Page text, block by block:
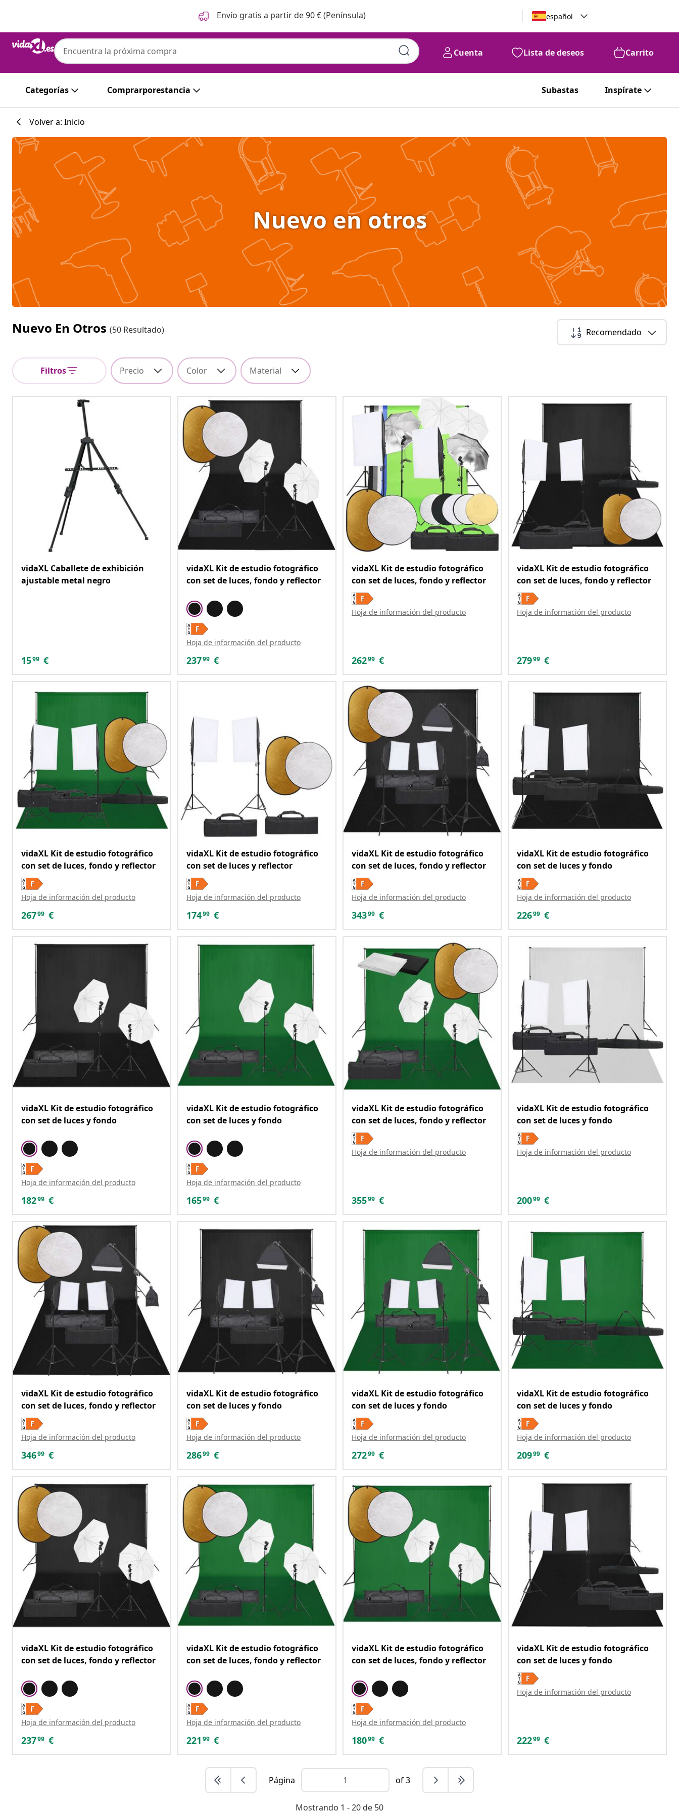
Envío gratis a partir de 90 € (Península) español
Cuenta Lista de deseos Carrito
Categorías Comprarporestancia Subastas Inspírate
Volver a: Inicio
Nuevo en otros
Nuevo En Otros (50 Resultado) Recomendado
Filtros Precio Color Material
vidaXL Caballete de exhibición
ajustable metal negro
1599 €
vidaXL Kit de estudio fotográfico
con set de luces, fondo y reflector
Hoja de información del producto
23799 €
vidaXL Kit de estudio fotográfico
con set de luces, fondo y reflector
Hoja de información del producto
26299 €
vidaXL Kit de estudio fotográfico
con set de luces, fondo y reflector
Hoja de información del producto
27999 €
vidaXL Kit de estudio fotográfico
con set de luces, fondo y reflector
Hoja de información del producto
26799 €
vidaXL Kit de estudio fotográfico
con set de luces y reflector
Hoja de información del producto
17499 €
vidaXL Kit de estudio fotográfico
con set de luces, fondo y reflector
Hoja de información del producto
34399 €
vidaXL Kit de estudio fotográfico
con set de luces y fondo
Hoja de información del producto
22699 €
vidaXL Kit de estudio fotográfico
con set de luces y fondo
Hoja de información del producto
18299 €
vidaXL Kit de estudio fotográfico
con set de luces y fondo
Hoja de información del producto
16599 €
vidaXL Kit de estudio fotográfico
con set de luces, fondo y reflector
Hoja de información del producto
35599 €
vidaXL Kit de estudio fotográfico
con set de luces y fondo
Hoja de información del producto
20099 €
vidaXL Kit de estudio fotográfico
con set de luces, fondo y reflector
Hoja de información del producto
34699 €
vidaXL Kit de estudio fotográfico
con set de luces y fondo
Hoja de información del producto
28699 €
vidaXL Kit de estudio fotográfico
con set de luces y fondo
Hoja de información del producto
27299 €
vidaXL Kit de estudio fotográfico
con set de luces y fondo
Hoja de información del producto
20999 €
vidaXL Kit de estudio fotográfico
con set de luces, fondo y reflector
Hoja de información del producto
23799 €
vidaXL Kit de estudio fotográfico
con set de luces, fondo y reflector
Hoja de información del producto
221 99 €
vidaXL Kit de estudio fotográfico
con set de luces, fondo y reflector
Hoja de información del producto
18099 €
vidaXL Kit de estudio fotográfico
con set de luces y fondo
Hoja de información del producto
22299 €
Página of 3
Mostrando 1 - 20 de 50